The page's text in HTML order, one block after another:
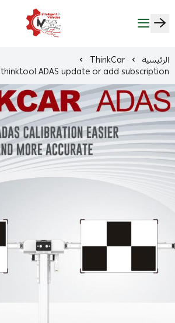
ذكاء المركبات Intelligent Vehicles
الرئيسية ThinkCar
thinktool ADAS update or add subscription